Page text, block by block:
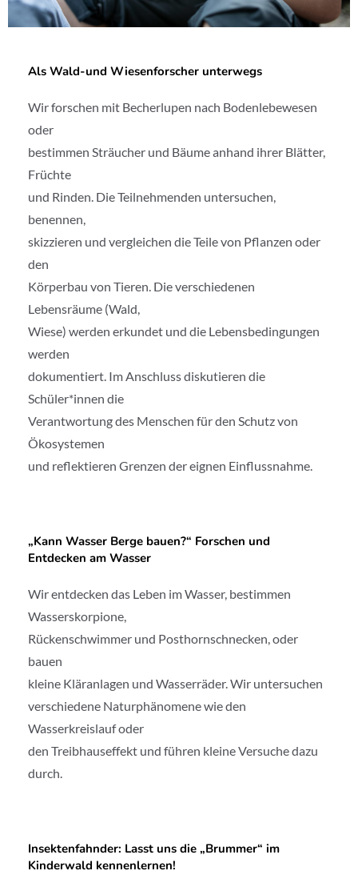
Als Wald-und Wiesenforscher unterwegs
Wir forschen mit Becherlupen nach Bodenlebewesen
oder
bestimmen Sträucher und Bäume anhand ihrer Blätter,
Früchte
und Rinden. Die Teilnehmenden untersuchen,
benennen,
skizzieren und vergleichen die Teile von Pflanzen oder
den
Körperbau von Tieren. Die verschiedenen
Lebensräume (Wald,
Wiese) werden erkundet und die Lebensbedingungen
werden
dokumentiert. Im Anschluss diskutieren die
Schüler*innen die
Verantwortung des Menschen für den Schutz von
Ökosystemen
und reflektieren Grenzen der eignen Einflussnahme.
„Kann Wasser Berge bauen?“ Forschen und
Entdecken am Wasser
Wir entdecken das Leben im Wasser, bestimmen
Wasserskorpione,
Rückenschwimmer und Posthornschnecken, oder
bauen
kleine Kläranlagen und Wasserräder. Wir untersuchen
verschiedene Naturphänomene wie den
Wasserkreislauf oder
den Treibhauseffekt und führen kleine Versuche dazu
durch.
Insektenfahnder: Lasst uns die „Brummer“ im
Kinderwald kennenlernen!